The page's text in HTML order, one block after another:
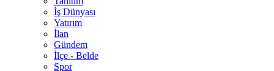
İş Dünyası
Yatırım
İlan
Gündem
İlçe - Belde
Spor